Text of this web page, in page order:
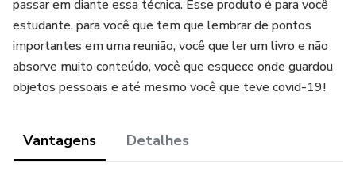
passar em diante essa técnica. Esse produto é para você
estudante, para você que tem que lembrar de pontos
importantes em uma reunião, você que ler um livro e não
absorve muito conteúdo, você que esquece onde guardou
objetos pessoais e até mesmo você que teve covid-19!
Vantagens Detalhes